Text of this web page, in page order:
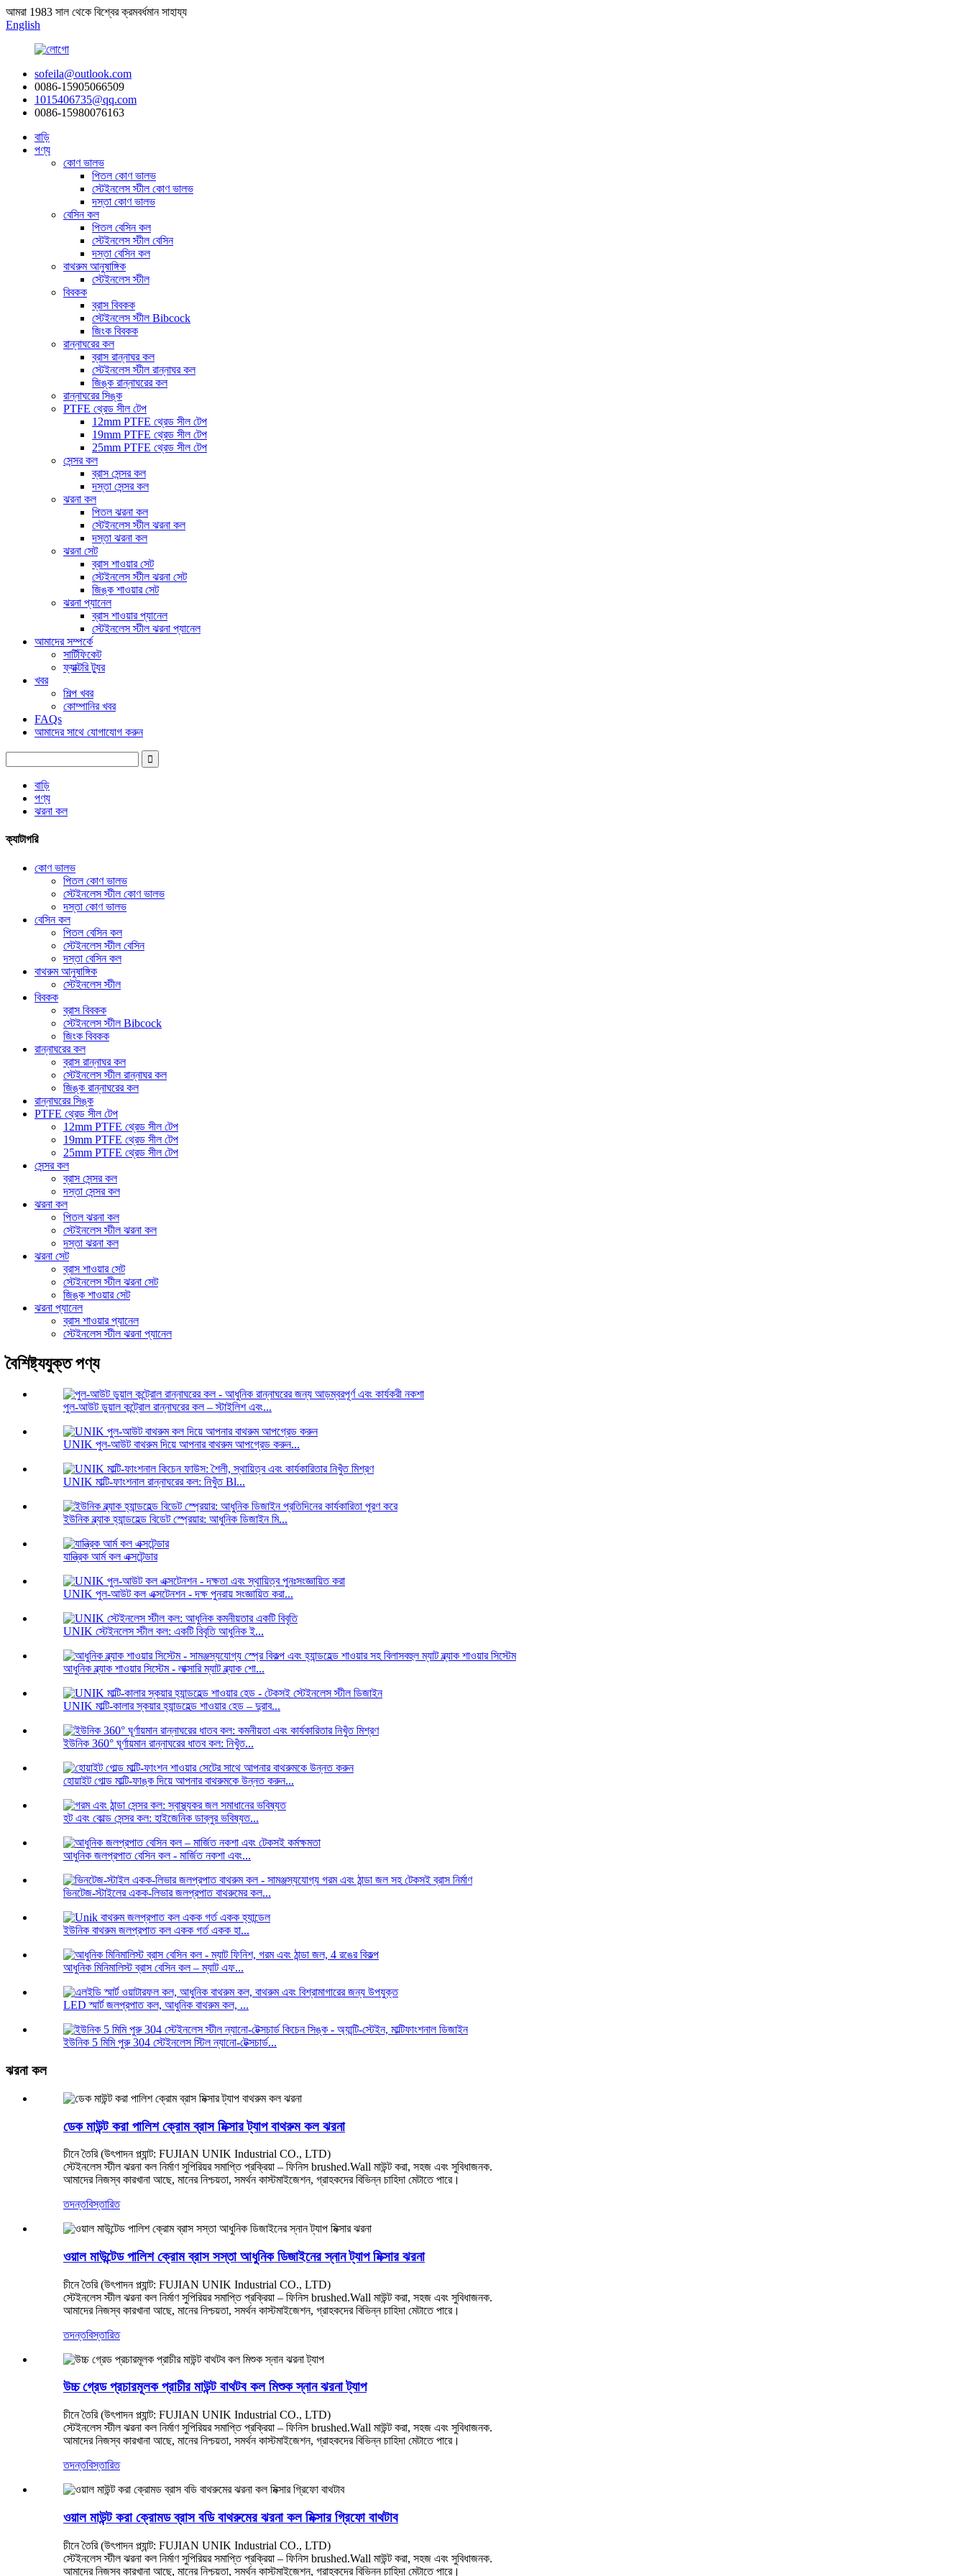
আমরা 1983 সাল থেকে বিশ্বের ক্রমবর্ধমান সাহায্য
English
sofeila@outlook.com
0086-15905066509
1015406735@qq.com
0086-15980076163
বাড়ি
পণ্য
কোণ ভালভ
পিতল কোণ ভালভ
স্টেইনলেস স্টীল কোণ ভালভ
দস্তা কোণ ভালভ
বেসিন কল
পিতল বেসিন কল
স্টেইনলেস স্টীল বেসিন
দস্তা বেসিন কল
বাথরুম আনুষাঙ্গিক
স্টেইনলেস স্টীল
বিবকক
ব্রাস বিবকক
স্টেইনলেস স্টীল Bibcock
জিংক বিবকক
রান্নাঘরের কল
ব্রাস রান্নাঘর কল
স্টেইনলেস স্টীল রান্নাঘর কল
জিঙ্ক রান্নাঘরের কল
রান্নাঘরের সিঙ্ক
PTFE থ্রেড সীল টেপ
12mm PTFE থ্রেড সীল টেপ
19mm PTFE থ্রেড সীল টেপ
25mm PTFE থ্রেড সীল টেপ
সেন্সর কল
ব্রাস সেন্সর কল
দস্তা সেন্সর কল
ঝরনা কল
পিতল ঝরনা কল
স্টেইনলেস স্টীল ঝরনা কল
দস্তা ঝরনা কল
ঝরনা সেট
ব্রাস শাওয়ার সেট
স্টেইনলেস স্টীল ঝরনা সেট
জিঙ্ক শাওয়ার সেট
ঝরনা প্যানেল
ব্রাস শাওয়ার প্যানেল
স্টেইনলেস স্টীল ঝরনা প্যানেল
আমাদের সম্পর্কে
সার্টিফিকেট
ফ্যাক্টরি ট্যুর
খবর
শিল্প খবর
কোম্পানির খবর
FAQs
আমাদের সাথে যোগাযোগ করুন
বাড়ি
পণ্য
ঝরনা কল
ক্যাটাগরি
কোণ ভালভ
পিতল কোণ ভালভ
স্টেইনলেস স্টীল কোণ ভালভ
দস্তা কোণ ভালভ
বেসিন কল
পিতল বেসিন কল
স্টেইনলেস স্টীল বেসিন
দস্তা বেসিন কল
বাথরুম আনুষাঙ্গিক
স্টেইনলেস স্টীল
বিবকক
ব্রাস বিবকক
স্টেইনলেস স্টীল Bibcock
জিংক বিবকক
রান্নাঘরের কল
ব্রাস রান্নাঘর কল
স্টেইনলেস স্টীল রান্নাঘর কল
জিঙ্ক রান্নাঘরের কল
রান্নাঘরের সিঙ্ক
PTFE থ্রেড সীল টেপ
12mm PTFE থ্রেড সীল টেপ
19mm PTFE থ্রেড সীল টেপ
25mm PTFE থ্রেড সীল টেপ
সেন্সর কল
ব্রাস সেন্সর কল
দস্তা সেন্সর কল
ঝরনা কল
পিতল ঝরনা কল
স্টেইনলেস স্টীল ঝরনা কল
দস্তা ঝরনা কল
ঝরনা সেট
ব্রাস শাওয়ার সেট
স্টেইনলেস স্টীল ঝরনা সেট
জিঙ্ক শাওয়ার সেট
ঝরনা প্যানেল
ব্রাস শাওয়ার প্যানেল
স্টেইনলেস স্টীল ঝরনা প্যানেল
বৈশিষ্ট্যযুক্ত পণ্য
পুল-আউট ডুয়াল কন্ট্রোল রান্নাঘরের কল – স্টাইলিশ এবং...
UNIK পুল-আউট বাথরুম দিয়ে আপনার বাথরুম আপগ্রেড করুন...
UNIK মাল্টি-ফাংশনাল রান্নাঘরের কল: নিখুঁত Bl...
ইউনিক ব্ল্যাক হ্যান্ডহেল্ড বিডেট স্প্রেয়ার: আধুনিক ডিজাইন মি...
যান্ত্রিক আর্ম কল এক্সটেন্ডার
UNIK পুল-আউট কল এক্সটেনশন - দক্ষ পুনরায় সংজ্ঞায়িত করা...
UNIK স্টেইনলেস স্টীল কল: একটি বিবৃতি আধুনিক ই...
আধুনিক ব্ল্যাক শাওয়ার সিস্টেম - লাক্সারি ম্যাট ব্ল্যাক শো...
UNIK মাল্টি-কালার স্কয়ার হ্যান্ডহেল্ড শাওয়ার হেড – দুরাব...
ইউনিক 360° ঘূর্ণায়মান রান্নাঘরের ধাতব কল: নিখুঁত...
হোয়াইট গোল্ড মাল্টি-ফাঙ্ক দিয়ে আপনার বাথরুমকে উন্নত করুন...
হট এবং কোল্ড সেন্সর কল: হাইজেনিক ডাব্লুর ভবিষ্যত...
আধুনিক জলপ্রপাত বেসিন কল - মার্জিত নকশা এবং...
ভিনটেজ-স্টাইলের একক-লিভার জলপ্রপাত বাথরুমের কল...
ইউনিক বাথরুম জলপ্রপাত কল একক গর্ত একক হা...
আধুনিক মিনিমালিস্ট ব্রাস বেসিন কল – ম্যাট এফ...
LED স্মার্ট জলপ্রপাত কল, আধুনিক বাথরুম কল, ...
ইউনিক 5 মিমি পুরু 304 স্টেইনলেস স্টিল ন্যানো-টেক্সচার্ড...
ঝরনা কল
ডেক মাউন্ট করা পালিশ ক্রোম ব্রাস মিক্সার ট্যাপ বাথরুম কল ঝরনা
চীনে তৈরি (উৎপাদন প্ল্যান্ট: FUJIAN UNIK Industrial CO., LTD)
স্টেইনলেস স্টীল ঝরনা কল নির্মাণ সুপিরিয়র সমাপ্তি প্রক্রিয়া – ফিনিস brushed.Wall মাউন্ট করা, সহজ এবং সুবিধাজনক.
আমাদের নিজস্ব কারখানা আছে, মানের নিশ্চয়তা, সমর্থন কাস্টমাইজেশন, গ্রাহকদের বিভিন্ন চাহিদা মেটাতে পারে।
তদন্তবিস্তারিত
ওয়াল মাউন্টেড পালিশ ক্রোম ব্রাস সস্তা আধুনিক ডিজাইনের স্নান ট্যাপ মিক্সার ঝরনা
চীনে তৈরি (উৎপাদন প্ল্যান্ট: FUJIAN UNIK Industrial CO., LTD)
স্টেইনলেস স্টীল ঝরনা কল নির্মাণ সুপিরিয়র সমাপ্তি প্রক্রিয়া – ফিনিস brushed.Wall মাউন্ট করা, সহজ এবং সুবিধাজনক.
আমাদের নিজস্ব কারখানা আছে, মানের নিশ্চয়তা, সমর্থন কাস্টমাইজেশন, গ্রাহকদের বিভিন্ন চাহিদা মেটাতে পারে।
তদন্তবিস্তারিত
উচ্চ গ্রেড প্রচারমূলক প্রাচীর মাউন্ট বাথটব কল মিশুক স্নান ঝরনা ট্যাপ
চীনে তৈরি (উৎপাদন প্ল্যান্ট: FUJIAN UNIK Industrial CO., LTD)
স্টেইনলেস স্টীল ঝরনা কল নির্মাণ সুপিরিয়র সমাপ্তি প্রক্রিয়া – ফিনিস brushed.Wall মাউন্ট করা, সহজ এবং সুবিধাজনক.
আমাদের নিজস্ব কারখানা আছে, মানের নিশ্চয়তা, সমর্থন কাস্টমাইজেশন, গ্রাহকদের বিভিন্ন চাহিদা মেটাতে পারে।
তদন্তবিস্তারিত
ওয়াল মাউন্ট করা ক্রোমড ব্রাস বডি বাথরুমের ঝরনা কল মিক্সার গ্রিফো বাথটাব
চীনে তৈরি (উৎপাদন প্ল্যান্ট: FUJIAN UNIK Industrial CO., LTD)
স্টেইনলেস স্টীল ঝরনা কল নির্মাণ সুপিরিয়র সমাপ্তি প্রক্রিয়া – ফিনিস brushed.Wall মাউন্ট করা, সহজ এবং সুবিধাজনক.
আমাদের নিজস্ব কারখানা আছে, মানের নিশ্চয়তা, সমর্থন কাস্টমাইজেশন, গ্রাহকদের বিভিন্ন চাহিদা মেটাতে পারে।